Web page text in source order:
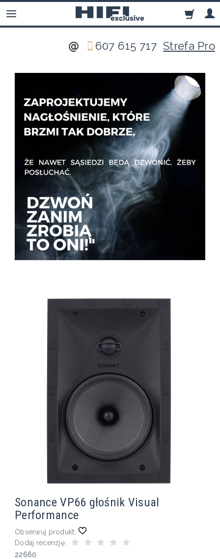
607 615 717Strefa Pro
Sonance VP66 głośnik Visual
Performance
Obserwuj produkt:
Dodaj recenzję:
22660